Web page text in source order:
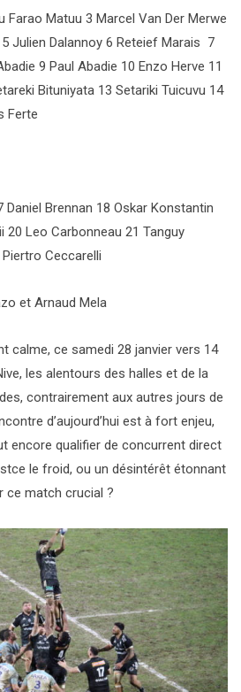
Farao Matuu 3 Marcel Van Der Merwe
Julien Dalannoy 6 Reteief Marais 7
9 Paul Abadie 10 Enzo Herve 11
Bituniyata 13 Setariki Tuicuvu 14
Ferte
Daniel Brennan 18 Oskar Konstantin
20 Leo Carbonneau 21 Tanguy
Ceccarelli
et Arnaud Mela
calme, ce samedi 28 janvier vers 14
les alentours des halles et de la
contrairement aux autres jours de
d’aujourd’hui est à fort enjeu,
encore qualifier de concurrent direct
le froid, ou un désintérêt étonnant
ce match crucial ?